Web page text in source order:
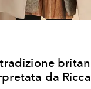
tradizione
da